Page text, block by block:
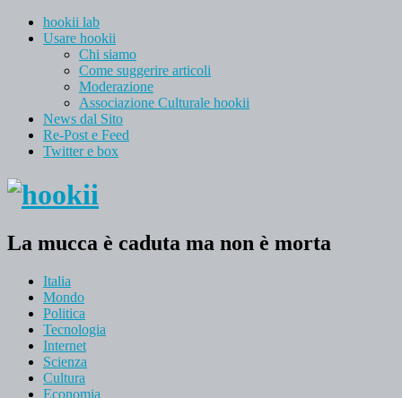
hookii lab
Usare hookii
Chi siamo
Come suggerire articoli
Moderazione
Associazione Culturale hookii
News dal Sito
Re-Post e Feed
Twitter e box
La mucca è caduta ma non è morta
Italia
Mondo
Politica
Tecnologia
Internet
Scienza
Cultura
Economia